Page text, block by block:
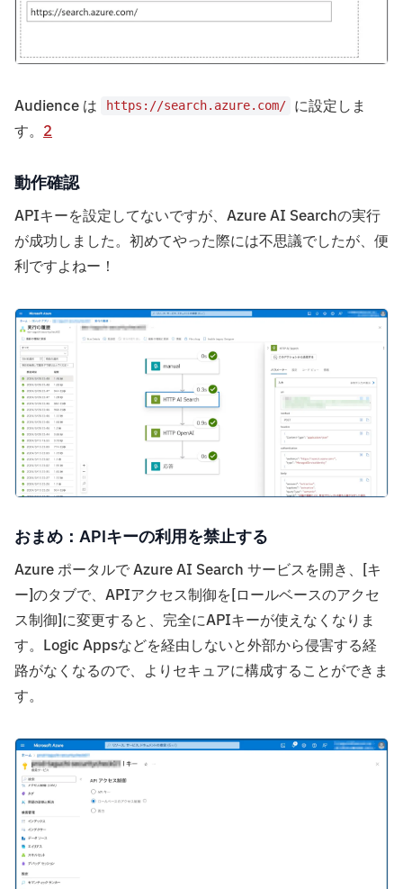
Audience は https://search.azure.com/
に設定しま
す。 2
動作確認
APIキーを設定してないですが、Azure AI Searchの実行
が成功しました。初めてやった際には不思議でしたが、便
利ですよねー！
おまめ：APIキーの利用を禁止する
Azure ポータルで Azure AI Search サービスを開き、[キ
ー]のタブで、APIアクセス制御を[ロールベースのアクセ
ス制御]に変更すると、完全にAPIキーが使えなくなりま
す。Logic Appsなどを経由しないと外部から侵害する経
路がなくなるので、よりセキュアに構成することができま
す。